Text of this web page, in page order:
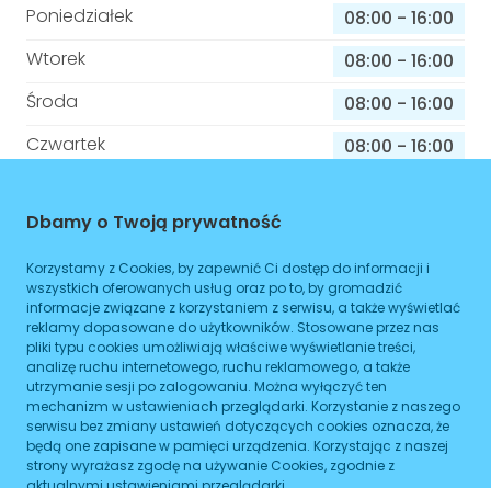
Poniedziałek 08:00 - 16:00
Wtorek
08:00 - 16:00
Środa
08:00 - 16:00
Czwartek
08:00 - 16:00
Sobota
Niedziela
08:00 -16:00
Informacje o sprawach jakie załatwisz w
tym budynku
Brak podanych spraw
Dbamy o Twoją prywatność
Korzystamy z Cookies, by zapewnić Ci dostęp do informacji i
wszystkich oferowanych usług oraz po to, by gromadzić
informacje związane z korzystaniem z serwisu, a także wyświetlać
reklamy dopasowane do użytkowników. Stosowane przez nas
pliki typu cookies umożliwiają właściwe wyświetlanie treści,
analizę ruchu internetowego, ruchu reklamowego, a także
utrzymanie sesji po zalogowaniu. Można wyłączyć ten
mechanizm w ustawieniach przeglądarki. Korzystanie z naszego
serwisu bez zmiany ustawień dotyczących cookies oznacza, że
będą one zapisane w pamięci urządzenia. Korzystając z naszej
strony wyrażasz zgodę na używanie Cookies, zgodnie z